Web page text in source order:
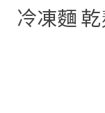
冷凍麵